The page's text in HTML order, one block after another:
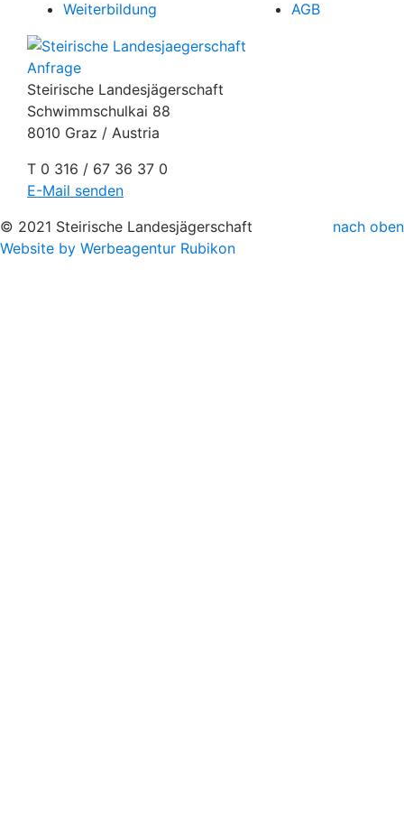
Weiterbildung
AGB
Anfrage
Steirische Landesjägerschaft
Schwimmschulkai 88
8010 Graz / Austria
T 0 316 / 67 36 37 0
E-Mail senden
© 2021 Steirische Landesjägerschaft
nach oben
Website by Werbeagentur Rubikon